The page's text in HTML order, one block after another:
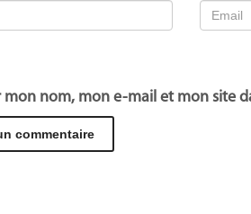
mon nom, mon e-mail et mon site